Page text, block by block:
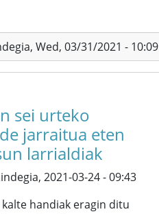
Wed, 03/31/2021 - 10:09
sei urteko
jarraitua eten
larrialdiak
2021-03-24 - 09:43
kalte handiak eragin ditu